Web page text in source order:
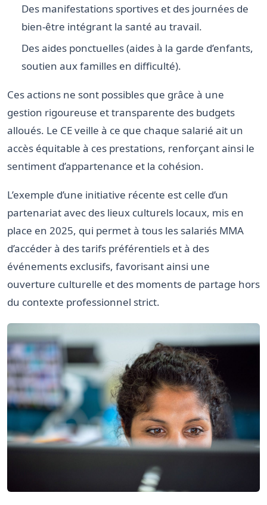
Des manifestations sportives et des journées de
bien-être intégrant la santé au travail.
Des aides ponctuelles (aides à la garde d’enfants,
soutien aux familles en difficulté).
Ces actions ne sont possibles que grâce à une
gestion rigoureuse et transparente des budgets
alloués. Le CE veille à ce que chaque salarié ait un
accès équitable à ces prestations, renforçant ainsi le
sentiment d’appartenance et la cohésion.
L’exemple d’une initiative récente est celle d’un
partenariat avec des lieux culturels locaux, mis en
place en 2025, qui permet à tous les salariés MMA
d’accéder à des tarifs préférentiels et à des
événements exclusifs, favorisant ainsi une
ouverture culturelle et des moments de partage hors
du contexte professionnel strict.